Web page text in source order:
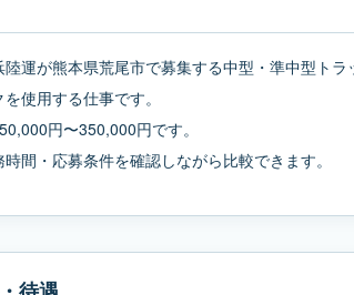
運が熊本県荒尾市で募集する中型・準中型トラ
使用する仕事です。
円〜350,000円です。
間・応募条件を確認しながら比較できます。